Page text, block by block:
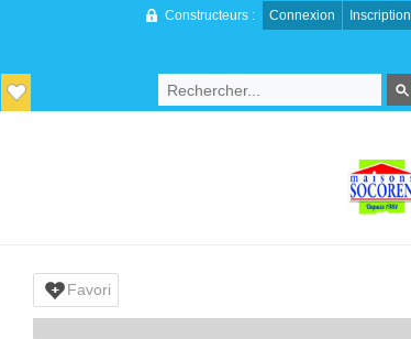
Constructeurs : Connexion Inscription
Favori